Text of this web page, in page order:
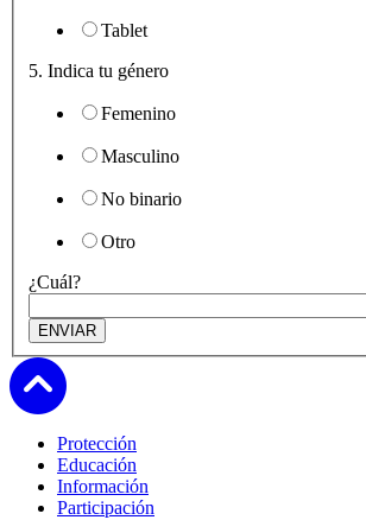
Tablet
5. Indica tu género
Femenino
Masculino
No binario
Otro
¿Cuál?
Protección
Educación
Información
Participación